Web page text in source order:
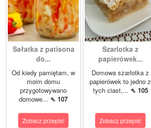
Sałatka z patisona
do...
Od kiedy pamiętam, w
moim domu
przygotowywano
domowe... ⇖ 107
Zobacz przepis!
Szarlotka z
papierówek...
Domowa szarlotka z
papierówek to jedno z
tych ciast,... ⇖ 105
Zobacz przepis!